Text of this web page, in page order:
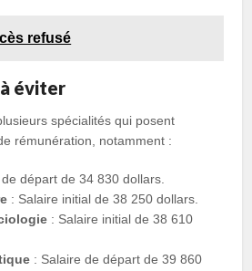
refusé
éviter
spécialités qui posent
rémunération, notamment :
départ de 34 830 dollars.
: Salaire initial de 38 250 dollars.
: Salaire initial de 38 610
: Salaire de départ de 39 860